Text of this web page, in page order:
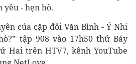
- hẹn hò.
của cặp đôi Văn Bình - Ý Nhi
tập 908 vào 17h50 thứ Bảy
Hai trên HTV7, kênh YouTube